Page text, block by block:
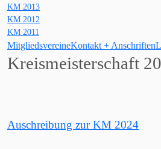
KM 2013
KM 2012
KM 2011
MitgliedsvereineKontakt + Anschriften
Kreismeisterschaft
Auschreibung zur KM 2024